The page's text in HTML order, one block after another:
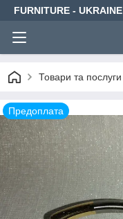
FURNITURE - UKRAINE
Товари та послуги
Предоплата